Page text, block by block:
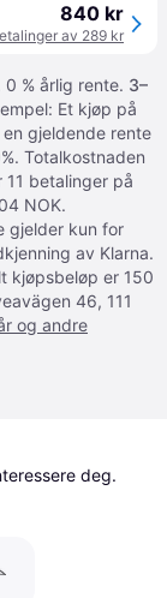
840 kr
av 289 kr
% årlig rente. 3–
Et kjøp på
gjeldende rente
Totalkostnaden
11 betalinger på
NOK.
gjelder kun for
av Klarna.
kjøpsbeløp er 150
46, 111
og andre